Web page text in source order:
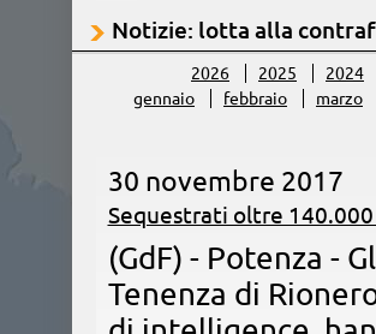
Notizie: lotta alla
2026 2025 2024
gennaio
febbraio marzo
30 novembre 2017
Sequestrati oltre
(GdF) - Potenza -
Tenenza di